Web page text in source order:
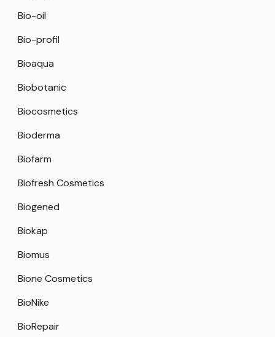
Bio-oil
Bio-profil
Bioaqua
Biobotanic
Biocosmetics
Bioderma
Biofarm
Biofresh Cosmetics
Biogened
Biokap
Biomus
Bione Cosmetics
BioNike
BioRepair